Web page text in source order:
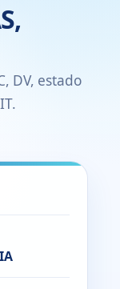
DV, estado